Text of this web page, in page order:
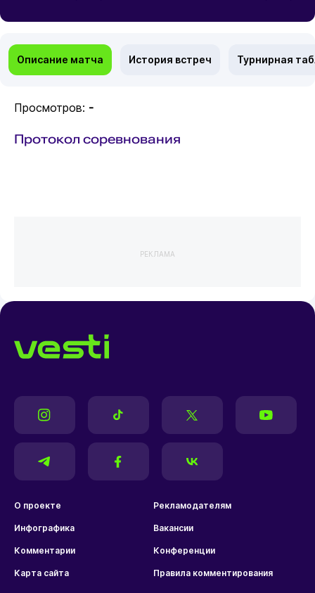
Описание матча История встреч Турнирная
Просмотров: -
Протокол соревнования
РЕКЛАМА
О проекте Рекламодателям
Инфографика Вакансии
Комментарии Конференции
Карта сайта Правила комментирования